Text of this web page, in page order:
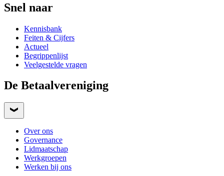
Snel naar
Kennisbank
Feiten & Cijfers
Actueel
Begrippenlijst
Veelgestelde vragen
De Betaalvereniging
Over ons
Governance
Lidmaatschap
Werkgroepen
Werken bij ons